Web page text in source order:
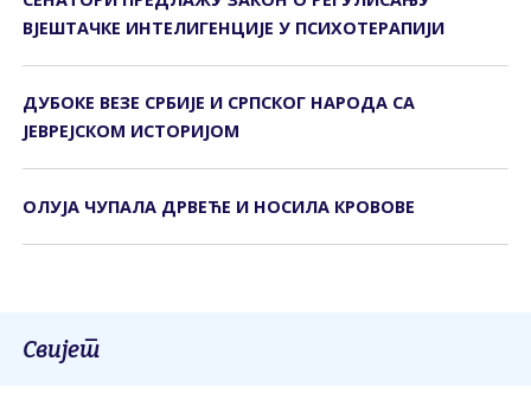
ВЈЕШТАЧКЕ ИНТЕЛИГЕНЦИЈЕ У ПСИХОТЕРАПИЈИ
ДУБОКЕ ВЕЗЕ СРБИЈЕ И СРПСКОГ НАРОДА СА
ЈЕВРЕЈСКОМ ИСТОРИЈОМ
ОЛУЈА ЧУПАЛА ДРВЕЋЕ И НОСИЛА КРОВОВЕ
Свијет